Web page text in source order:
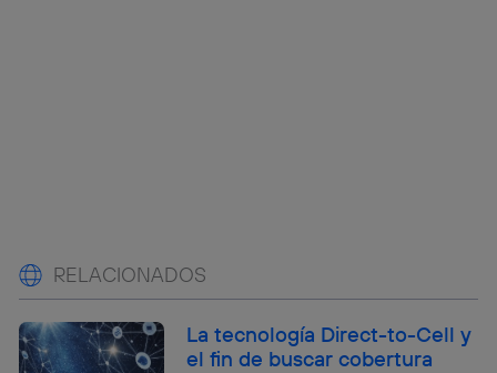
RELACIONADOS
La tecnología Direct-to-Cell y
el fin de buscar cobertura